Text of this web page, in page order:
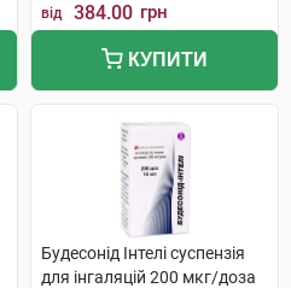
від 384.00 грн
КУПИТИ
Будесонід Інтелі суспензія
для інгаляцій 200 мкг/доза